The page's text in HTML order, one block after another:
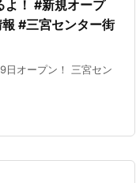
よ！ #新規オープ
#三宮センター街
日オープン！ 三宮セン